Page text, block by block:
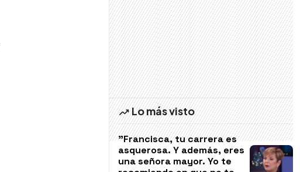
Lo más visto
"Francisca, tu carrera es
asquerosa. Y además, eres
una señora mayor. Yo te